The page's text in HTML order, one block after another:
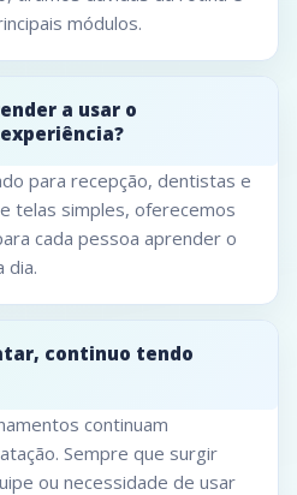
módulos.
a usar o
para recepção, dentistas e
telas simples, oferecemos
cada pessoa aprender o
dia.
continuo tendo
continuam
Sempre que surgir
ou necessidade de usar